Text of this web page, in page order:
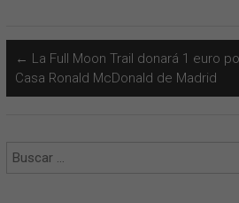
← La Full Moon Trail donará 1 euro
Casa Ronald McDonald de Madrid